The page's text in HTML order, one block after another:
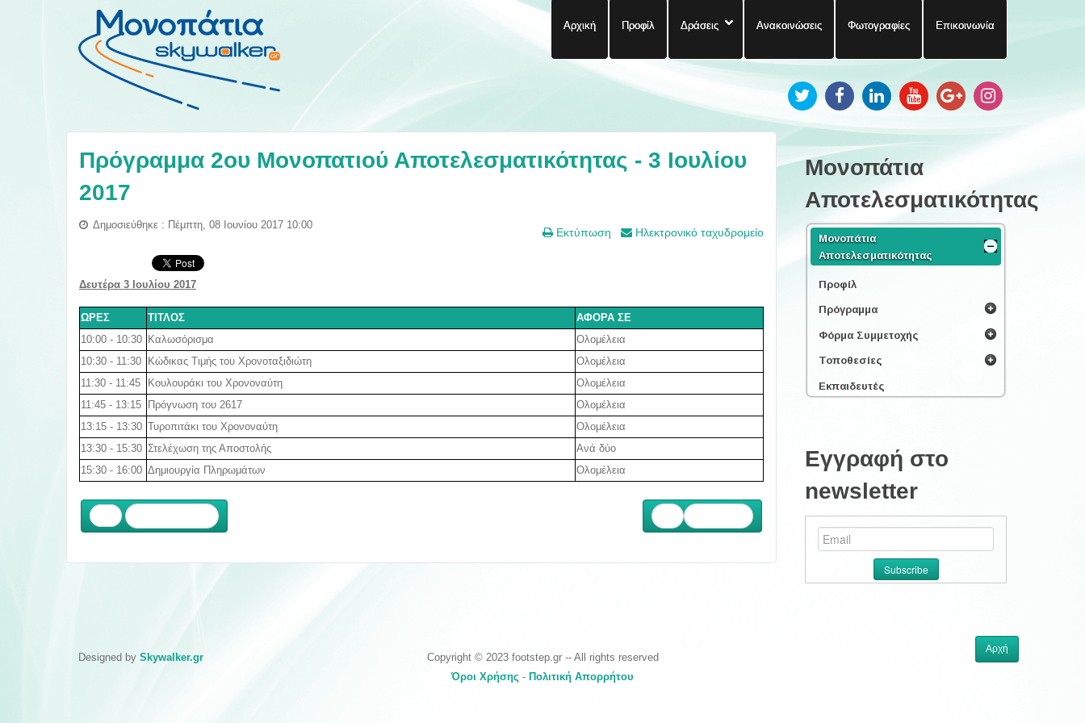
Αρχική Προφίλ Δράσεις Ανακοινώσεις Φωτογραφίες Επικοινωνία
Πρόγραμμα 2ου Μονοπατιού Αποτελεσματικότητας - 3 Ιουλίου
2017
Εκτύπωση Ηλεκτρονικό ταχυδρομείο
Δημοσιεύθηκε : Πέμπτη, 08 Ιουνίου 2017 10:00
Δευτέρα 3 Ιουλίου 2017
ΩΡΕΣ ΤΙΤΛΟΣ
ΑΦΟΡΑ ΣΕ
10:00 - 10:30
Καλωσόρισμα
Ολομέλεια
10:30 - 11:30
Κώδικας Τιμής του Χρονοταξιδιώτη
Ολομέλεια
11:30 - 11:45
Κουλουράκι του Χρονοναύτη
Ολομέλεια
11:45 - 13:15
Πρόγνωση του 2617
Ολομέλεια
13:15 - 13:30
Τυροπιτάκι του Χρονοναύτη
Ολομέλεια
13:30 - 15:30 Στελέχωση της Αποστολής
Ανά δύο
15:30 - 16:00 Δημιουργία Πληρωμάτων Ολομέλεια
Μονοπάτια
Αποτελεσματικότητας
Μονοπάτια
Αποτελεσματικότητας
Προφίλ
Πρόγραμμα
Φόρμα Συμμετοχής
Τοποθεσίες
Εκπαιδευτές
Εγγραφή στο
newsletter
Designed by Skywalker.gr
Copyright © 2023 footstep.gr -- All rights reserved
Όροι Χρήσης - Πολιτική Απορρήτου
Αρχή